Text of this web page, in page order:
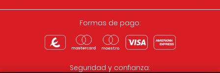
Formas de pago:
Seguridad y confianza: